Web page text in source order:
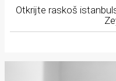
Otkrijte raskoš